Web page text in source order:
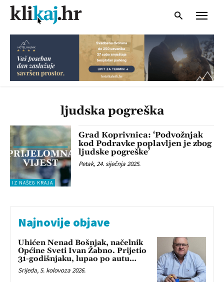
ljudska pogreška
IZ NAŠEG KRAJA
Grad Koprivnica: ‘Podvožnjak
kod Podravke poplavljen je zbog
ljudske pogreške’
Petak, 24. siječnja 2025.
Najnovije objave
Uhićen Nenad Bošnjak, načelnik
Općine Sveti Ivan Žabno. Prijetio
31-godišnjaku, lupao po autu…
Srijeda, 5. kolovoza 2026.